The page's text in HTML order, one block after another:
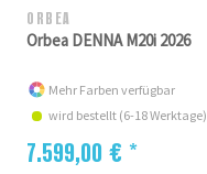
ORBEA
Orbea DENNA M20i 2026
Mehr Farben verfügbar
wird bestellt (6-18 Werktage)
7.599,00 € *